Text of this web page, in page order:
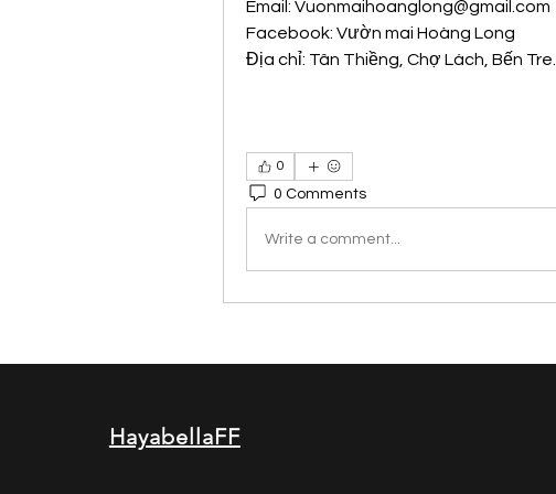
Email: Vuonmaihoanglong@gmail.com
Facebook: Vườn mai Hoàng Long
Địa chỉ: Tân Thiềng, Chợ Lách, Bến Tre.
0
0 Comments
Write a comment...
HayabellaFF